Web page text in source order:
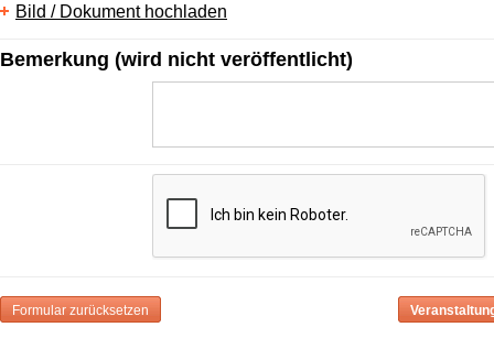
Bild / Dokument hochladen
Bemerkung (wird nicht veröffentlicht)
Formular zurücksetzen